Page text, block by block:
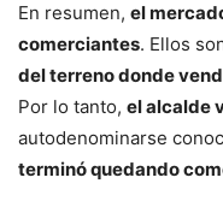
En resumen, el
comerciantes. Ellos
del terreno donde
Por lo tanto, el alcalde
autodenominarse
terminó quedando